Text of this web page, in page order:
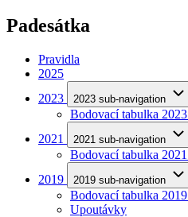
Padesátka
Pravidla
2025
2023
2023 sub-navigation
Bodovací tabulka 2023
2021
2021 sub-navigation
Bodovací tabulka 2021
2019
2019 sub-navigation
Bodovací tabulka 2019
Upoutávky